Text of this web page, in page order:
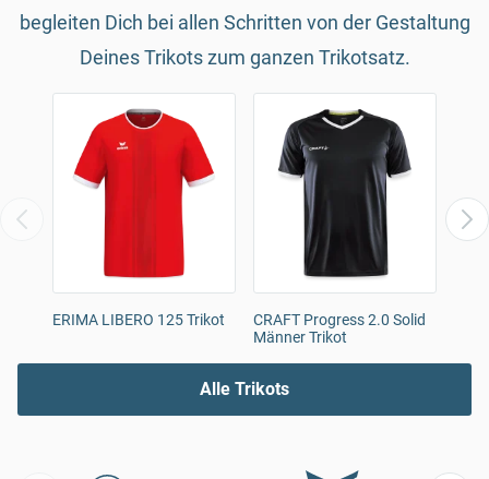
begleiten Dich bei allen Schritten von der Gestaltung
Deines Trikots zum ganzen Trikotsatz.
ERIMA LIBERO 125 Trikot
CRAFT Progress 2.0 Solid
Männer Trikot
Alle Trikots